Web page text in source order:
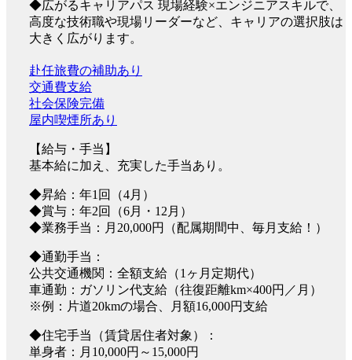
◆広がるキャリアパス 現場経験×エンジニアスキルで、
高度な技術職や現場リーダーなど、キャリアの選択肢は
大きく広がります。
赴任旅費の補助あり
交通費支給
社会保険完備
屋内喫煙所あり
【給与・手当】
基本給に加え、充実した手当あり。
◆昇給：年1回（4月）
◆賞与：年2回（6月・12月）
◆業務手当：月20,000円（配属期間中、毎月支給！）
◆通勤手当：
公共交通機関：全額支給（1ヶ月定期代）
車通勤：ガソリン代支給（往復距離km×400円／月）
※例：片道20kmの場合、月額16,000円支給
◆住宅手当（賃貸居住者対象）：
単身者：月10,000円～15,000円